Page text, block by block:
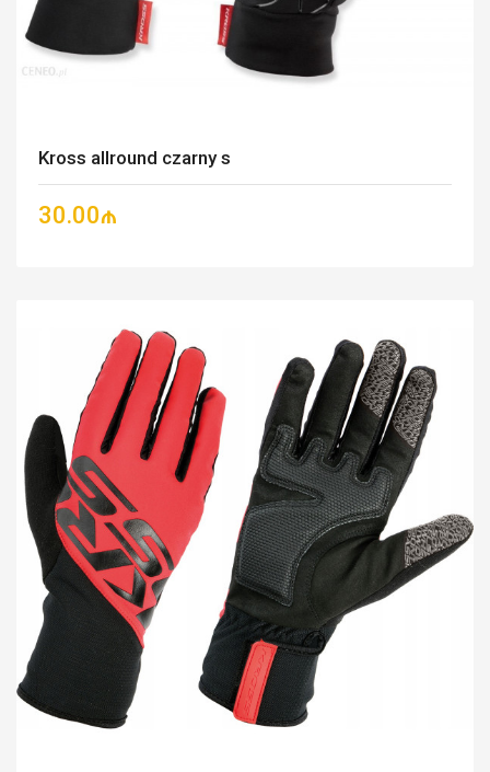
Kross allround czarny s
30.00₼